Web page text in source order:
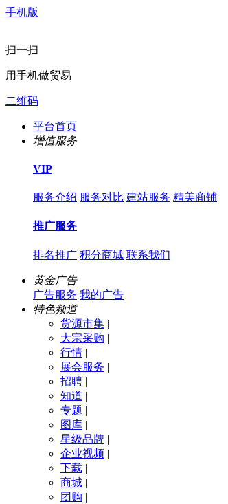
手机版
扫一扫
用手机做贸易
二维码
平台首页
增值服务
VIP
服务介绍 服务对比 建站服务 精美商铺
推广服务
排名推广 积分商城 联系我们
黄金广告
广告服务 我的广告
特色频道
货源市集 |
大宗采购 |
行情 |
展会服务 |
招聘 |
知道 |
专题 |
图库 |
星级品牌 |
企业视频 |
下载 |
商城 |
团购 |